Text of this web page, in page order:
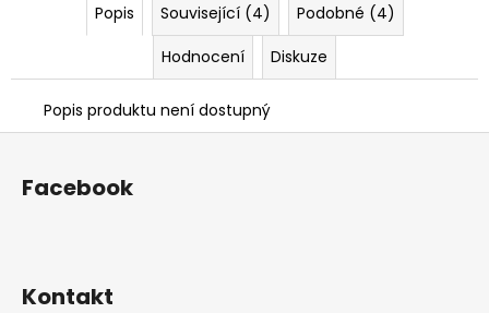
Popis Související (4)
Podobné (4)
Hodnocení
Diskuze
Popis produktu není dostupný
Z
Facebook
Kontakt